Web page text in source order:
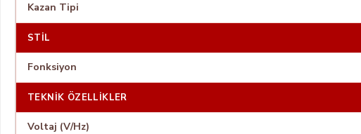
Kazan Tipi
STIL
Fonksiyon
TEKNIK ÖZELLIKLER
Voltaj (V/Hz)